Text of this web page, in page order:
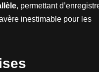
, permettant
inestimable pour les